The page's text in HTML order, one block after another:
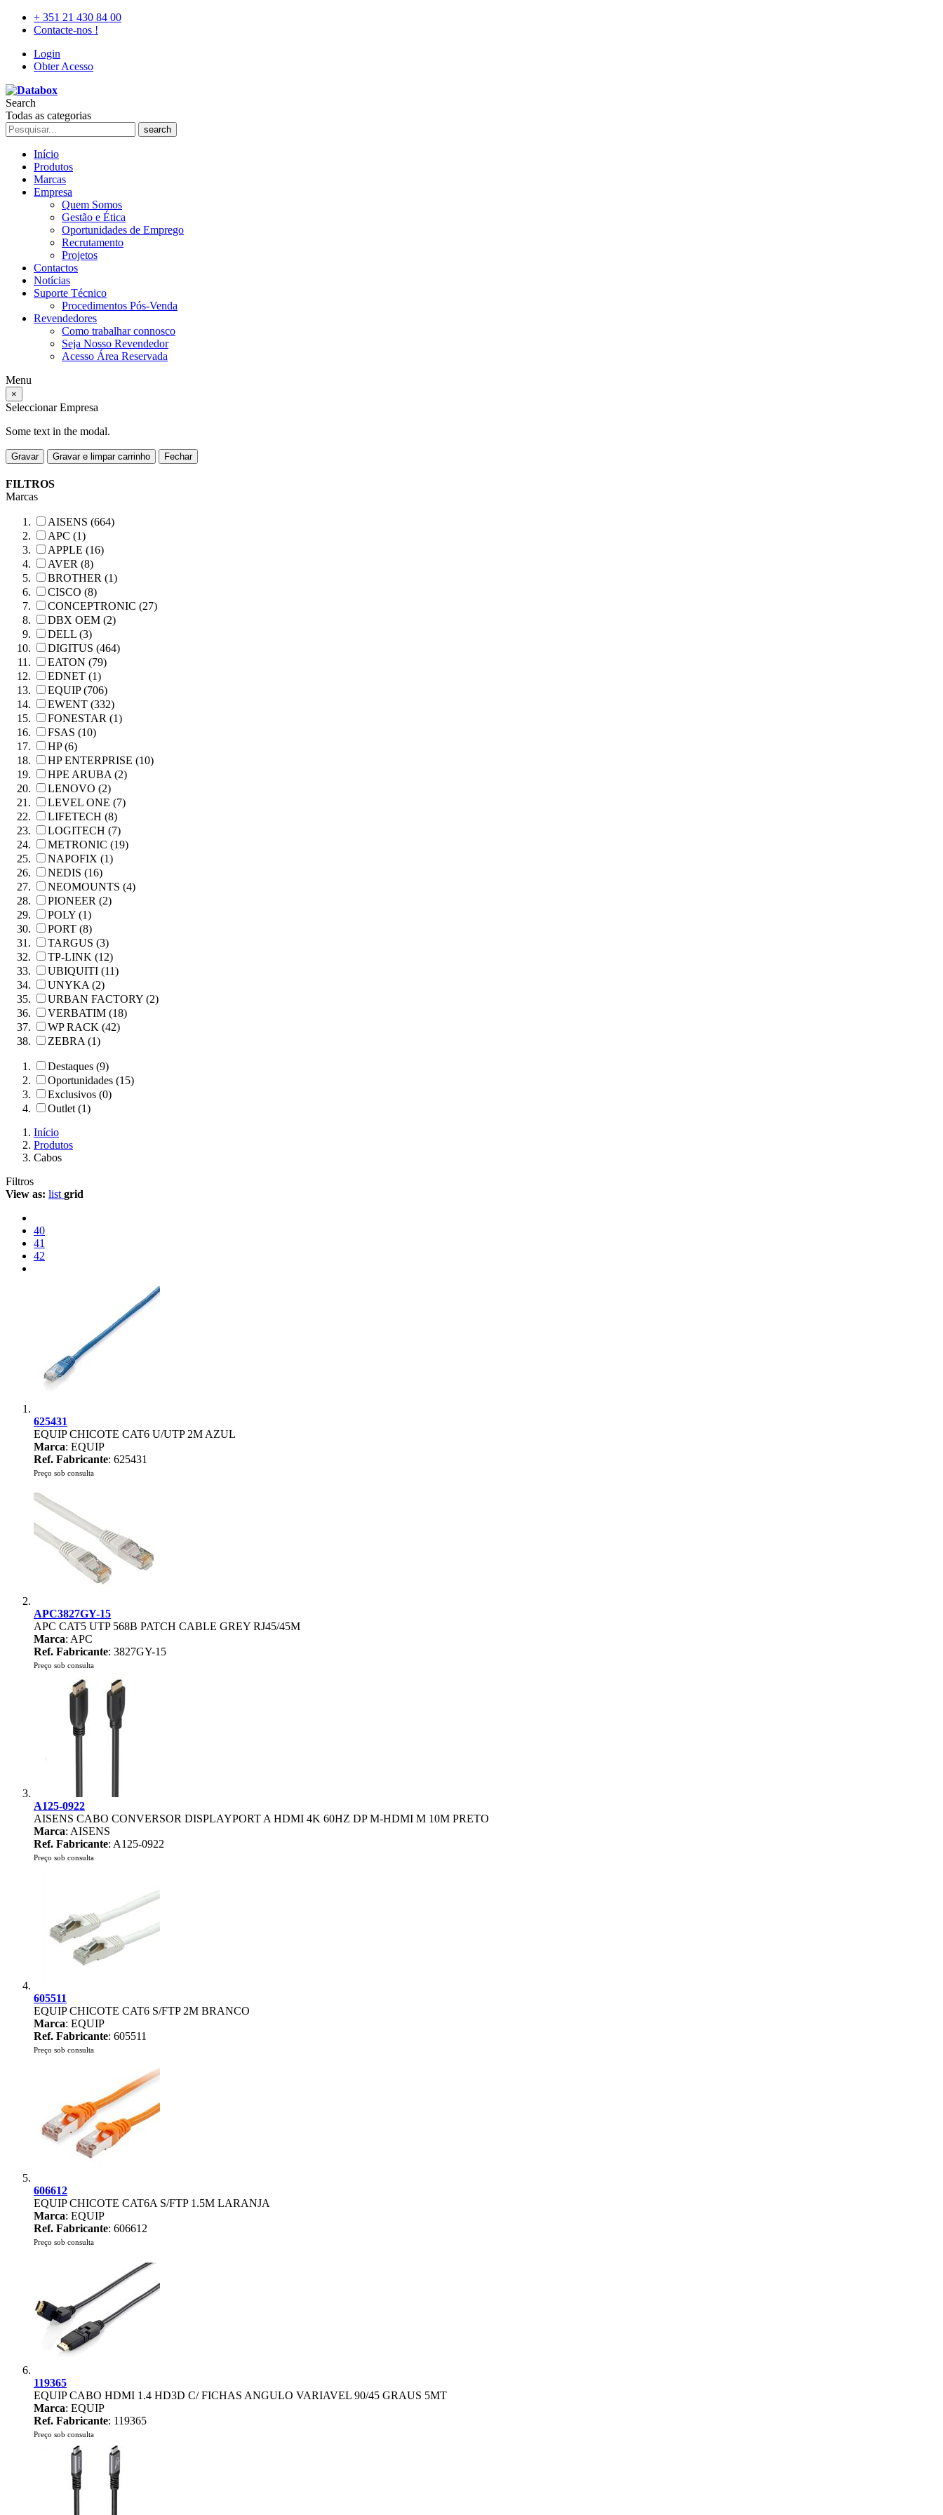
+ 351 21 430 84 00
Contacte-nos !
Login
Obter Acesso
Search
Todas as categorias
search
Início
Produtos
Marcas
Empresa
Quem Somos
Gestão e Ética
Oportunidades de Emprego
Recrutamento
Projetos
Contactos
Notícias
Suporte Técnico
Procedimentos Pós-Venda
Revendedores
Como trabalhar connosco
Seja Nosso Revendedor
Acesso Área Reservada
Menu
×
Seleccionar Empresa
Some text in the modal.
Gravar Gravar e limpar carrinho Fechar
FILTROS
Marcas
AISENS (664)
APC (1)
APPLE (16)
AVER (8)
BROTHER (1)
CISCO (8)
CONCEPTRONIC (27)
DBX OEM (2)
DELL (3)
DIGITUS (464)
EATON (79)
EDNET (1)
EQUIP (706)
EWENT (332)
FONESTAR (1)
FSAS (10)
HP (6)
HP ENTERPRISE (10)
HPE ARUBA (2)
LENOVO (2)
LEVEL ONE (7)
LIFETECH (8)
LOGITECH (7)
METRONIC (19)
NAPOFIX (1)
NEDIS (16)
NEOMOUNTS (4)
PIONEER (2)
POLY (1)
PORT (8)
TARGUS (3)
TP-LINK (12)
UBIQUITI (11)
UNYKA (2)
URBAN FACTORY (2)
VERBATIM (18)
WP RACK (42)
ZEBRA (1)
Destaques (9)
Oportunidades (15)
Exclusivos (0)
Outlet (1)
Início
Produtos
Cabos
Filtros
View as: list grid
40
41
42
625431
EQUIP CHICOTE CAT6 U/UTP 2M AZUL
Marca: EQUIP
Ref. Fabricante: 625431
Preço sob consulta
APC3827GY-15
APC CAT5 UTP 568B PATCH CABLE GREY RJ45/45M
Marca: APC
Ref. Fabricante: 3827GY-15
Preço sob consulta
A125-0922
AISENS CABO CONVERSOR DISPLAYPORT A HDMI 4K 60HZ DP M-HDMI M 10M PRETO
Marca: AISENS
Ref. Fabricante: A125-0922
Preço sob consulta
605511
EQUIP CHICOTE CAT6 S/FTP 2M BRANCO
Marca: EQUIP
Ref. Fabricante: 605511
Preço sob consulta
606612
EQUIP CHICOTE CAT6A S/FTP 1.5M LARANJA
Marca: EQUIP
Ref. Fabricante: 606612
Preço sob consulta
119365
EQUIP CABO HDMI 1.4 HD3D C/ FICHAS ANGULO VARIAVEL 90/45 GRAUS 5MT
Marca: EQUIP
Ref. Fabricante: 119365
Preço sob consulta